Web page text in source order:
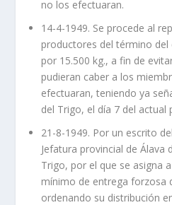
no los efectuaran.
14-4-1949. Se procede al
productores del término
por 15.500 kg., a fin de
pudieran caber a los
efectuaran, teniendo ya
del Trigo, el día 7 del actual
21-8-1949. Por un escrito
Jefatura provincial de Álava
Trigo, por el que se asigna
mínimo de entrega forzosa
ordenando su distribución